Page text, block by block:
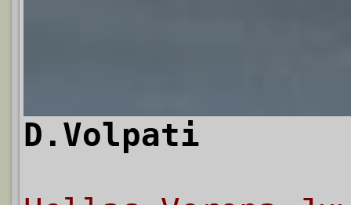
D.Volpati